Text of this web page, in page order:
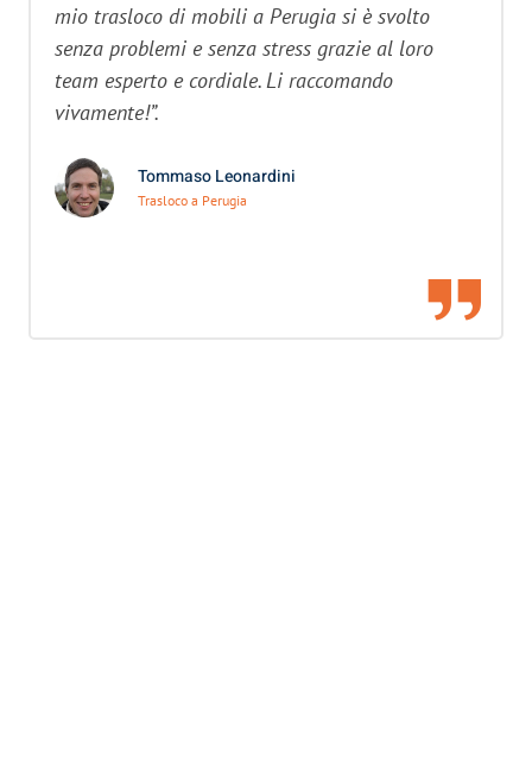
mio trasloco di mobili a Perugia si è svolto
senza problemi e senza stress grazie al loro
team esperto e cordiale. Li raccomando
vivamente!”.
Tommaso Leonardini
Trasloco a Perugia